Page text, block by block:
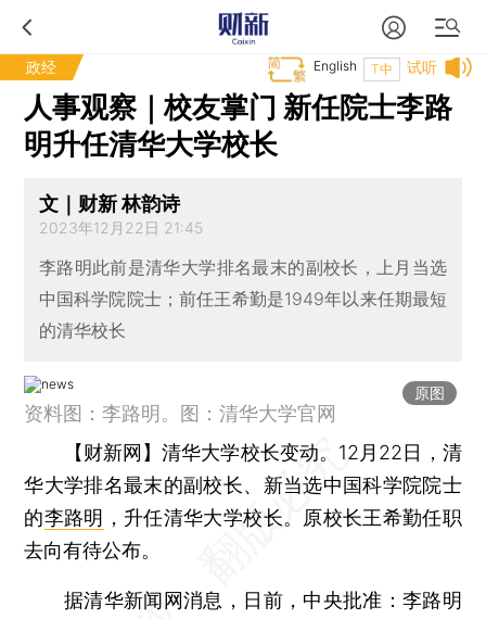
政经 试听
T中
English
人事观察｜校友掌门 新任院士李路
明升任清华大学校长
文｜财新 林韵诗
2023年12月22日 21:45
李路明此前是清华大学排名最末的副校长，上月当选
中国科学院院士；前任王希勤是1949年以来任期最短
的清华校长
原图
资料图：李路明。图：清华大学官网
【财新网】清华大学校长变动。12月22日，清
华大学排名最末的副校长、新当选中国科学院院士
的李路明 ，升任清华大学校长。原校长王希勤任职
去向有待公布。
据清华新闻网消息，日前，中央批准：李路明